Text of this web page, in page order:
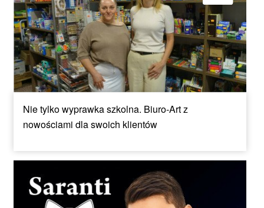
Nie tylko wyprawka szkolna. Biuro-Art z
nowościami dla swoich klientów